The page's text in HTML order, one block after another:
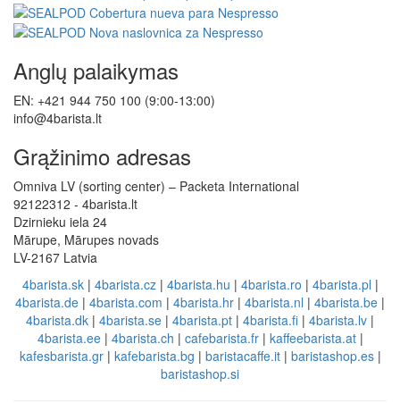
Anglų palaikymas
EN: +421 944 750 100 (9:00-13:00)
info@4barista.lt
Grąžinimo adresas
Omniva LV (sorting center) – Packeta International
92122312 - 4barista.lt
Dzirnieku iela 24
Mārupe, Mārupes novads
LV-2167 Latvia
4barista.sk| 4barista.cz| 4barista.hu | 4barista.ro | 4barista.pl |
4barista.de | 4barista.com | 4barista.hr | 4barista.nl | 4barista.be |
4barista.dk | 4barista.se | 4barista.pt | 4barista.fi | 4barista.lv |
4barista.ee| 4barista.ch | cafebarista.fr| kaffeebarista.at|
kafesbarista.gr| kafebarista.bg | baristacaffe.it| baristashop.es|
baristashop.si